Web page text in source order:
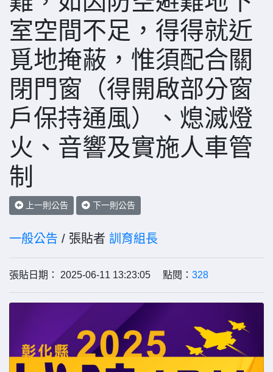
室空間不足，得得就近
覓地掩蔽，惟須配合關
閉門窗（得開啟部分窗
戶保持通風）、熄滅燈
火、音響及實施人車管
制
上一則公告 下一則公告
一般公告 / 張貼者 訓育組長
張貼日期： 2025-06-11 13:23:05 點閱： 328